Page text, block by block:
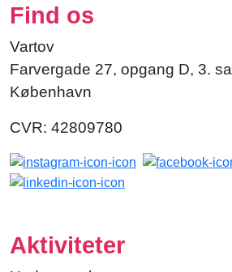
Find os
Vartov
Farvergade 27, opgang D, 3.
København
CVR: 42809780
Aktiviteter